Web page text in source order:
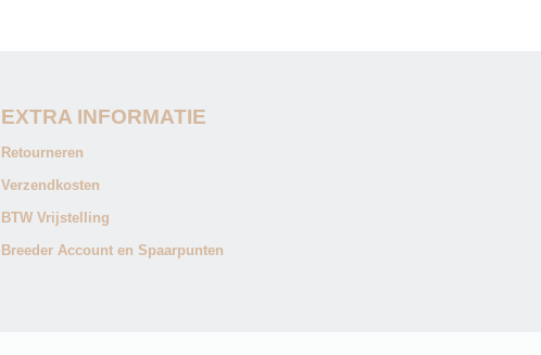
EXTRA INFORMATIE
Retourneren
Verzendkosten
BTW Vrijstelling
Breeder Account en Spaarpunten